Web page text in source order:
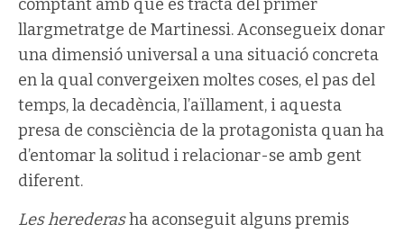
comptant amb què és tracta del primer
llargmetratge de Martinessi. Aconsegueix donar
una dimensió universal a una situació concreta
en la qual convergeixen moltes coses, el pas del
temps, la decadència, l’aïllament, i aquesta
presa de consciència de la protagonista quan ha
d’entomar la solitud i relacionar-se amb gent
diferent.
Les herederasha aconseguit alguns premis